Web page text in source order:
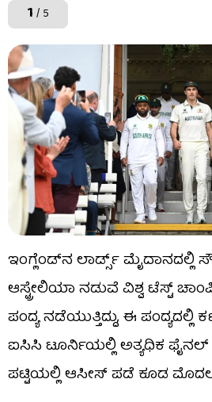
1 / 5
ಇಂಗ್ಲೆಂಡ್​ನ ಲಾರ್ಡ್ಸ್​ ಮೈದಾನದಲ್ಲಿ
ಆಸ್ಟ್ರೇಲಿಯಾ ನಡುವೆ ವಿಶ್ವ ಟೆಸ್ಟ್
ಪಂದ್ಯ ನಡೆಯುತ್ತಿದ್ದು, ಈ
ಐಸಿಸಿ ಟೂರ್ನಿಯಲ್ಲಿ ಅತ್ಯಧಿಕ
ಪಟ್ಟಿಯಲ್ಲಿ ಆಸೀಸ್ ಪಡೆ ಕೂಡ ಮೊದಲ